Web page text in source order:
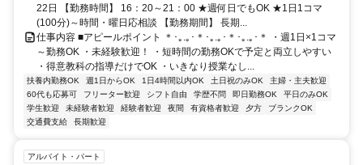
22日 【勤務時間】 16：20～21：00 ★週何日でもOK ★1日1コマ
(100分)～時間・曜日応相談 【勤務期間】 長期...
仕事内容 ■アピールポイント ＊･｡.｡･＊･｡.｡･＊･｡.｡･＊ ・週1日×1コマ
～勤務OK ・未経験歓迎！ ・短時間の勤務OKで予定と両立しやすい
・得意教科の指導だけでOK ・いきなり授業なし...
扶養内勤務OK 週1日からOK 1日4時間以内OK 土日祝のみOK
主婦・主夫歓迎
60代も応募可
フリーター歓迎 シフト自由 学歴不問 即日勤務OK
平日のみOK
学生歓迎
未経験者歓迎 経験者歓迎 夜間 有資格者歓迎 夕方
ブランクOK
交通費支給
長期歓迎
アルバイト・パート